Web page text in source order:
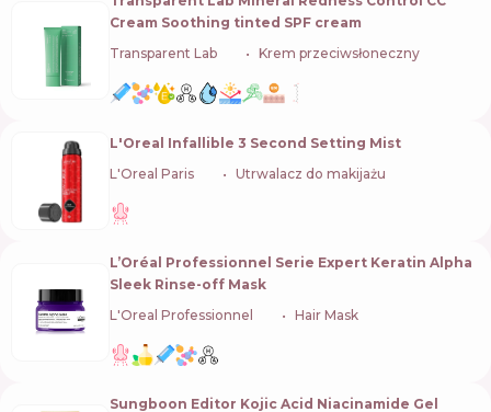
Cream Soothing tinted SPF cream
Transparent Lab
Krem przeciwsłoneczny
L'Oreal Infallible 3 Second Setting Mist
L'Oreal Paris
Utrwalacz do makijażu
L’Oréal Professionnel Serie Expert Keratin Alpha
Sleek Rinse-off Mask
L'Oreal Professionnel
Hair Mask
Sungboon Editor Kojic Acid Niacinamide Gel